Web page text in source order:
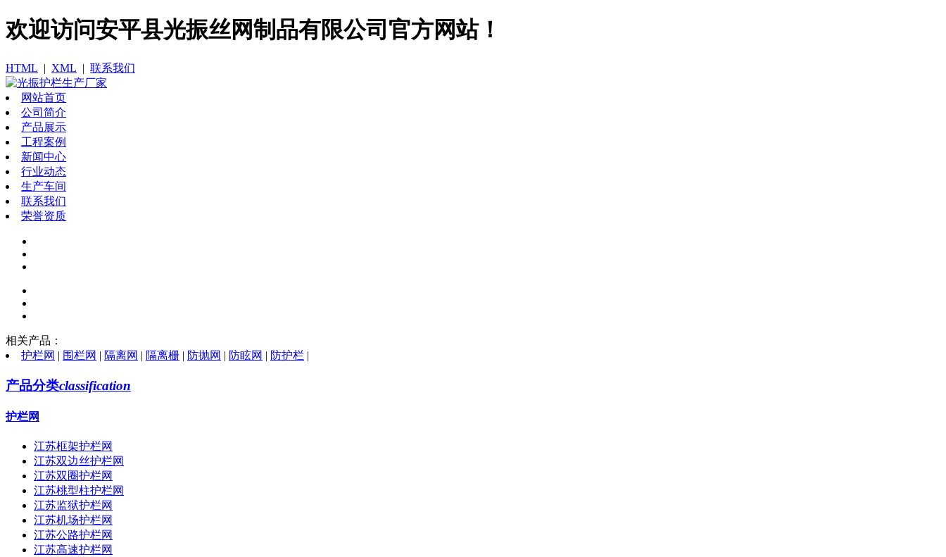
欢迎访问​安平县光振丝网制品有限公司官方网站！
HTML | XML | 联系我们
网站首页
公司简介
产品展示
工程案例
新闻中心
行业动态
生产车间
联系我们
荣誉资质
相关产品：
护栏网 | 围栏网 | 隔离网 | 隔离栅 | 防抛网 | 防眩网 | 防护栏 |
产品分类classification
护栏网
江苏框架护栏网
江苏双边丝护栏网
江苏双圈护栏网
江苏桃型柱护栏网
江苏监狱护栏网
江苏机场护栏网
江苏公路护栏网
江苏高速护栏网